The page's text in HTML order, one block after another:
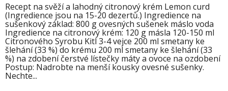
Recept na svěží a lahodný citronový krém Lemon curd
(Ingredience jsou na 15-20 dezertů.) Ingredience na
sušenkový základ: 800 g ovesných sušenek máslo voda
Ingredience na citronový krém: 120 g másla 120-150 ml
Citronového Syrobu Kitl 3-4 vejce 200 ml smetany ke
šlehání (33 %) do krému 200 ml smetany ke šlehání (33
%) na zdobení čerstvé lístečky máty a ovoce na ozdobení
Postup: Nadrobte na menší kousky ovesné sušenky.
Nechte...